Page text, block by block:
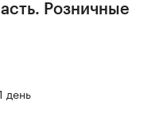
Розничные
день